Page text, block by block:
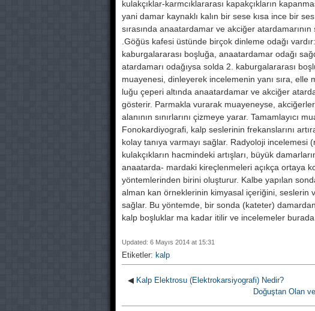
kulakçıklar-karmcıklararası kapak­çıkların
yani damar kaynaklı kalın bir sese kısa ince bir
sırasında anaatardamar ve ak­ciğer atardamarının
.Göğüs kafesi üstünde birçok dinleme odağı
kaburgalararası boşluğa, ana­atardamar odağı
atardama­rı odağıysa solda 2. kaburgalararası
muayenesi, dinleyerek incelemenin yanı sıra,
luğu çeperi altında anaatardamar ve akciğer
gösterir. Par­makla vurarak muayeneyse,
alanının sınırlarını çizme­ye yarar. Tamamlayıcı
Fonokardiyografi, kalp seslerinin fre­kanslarını
kolay tanıya varmayı sağlar. Radyoloji incelemesi
kulakçıkların hacmindeki artış­ları, büyük
anaatarda- mardaki kireçlenmeleri açıkça ortaya
yöntemlerinden birini oluşturur. Kalbe yapılan
alman kan örneklerinin kimyasal içeriğini, sesle­rin
sağlar. Bu yöntemde, bir sonda (kateter)
kalp boşluklar ma kadar itilir ve incelemeler burada
Updated: 6 Mayıs 2014 at 15:31
Etiketler: kalp
◀ Kalp Elektrosu (Elektrokarsiyografi) Nedir?
Doğuştan Olan